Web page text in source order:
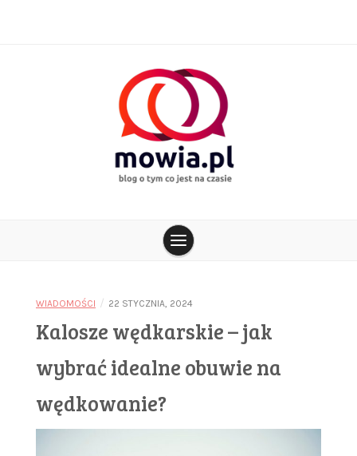
mowia.pl
WIADOMOŚCI / 22 STYCZNIA, 2024
Kalosze wędkarskie – jak
wybrać idealne obuwie na
wędkowanie?